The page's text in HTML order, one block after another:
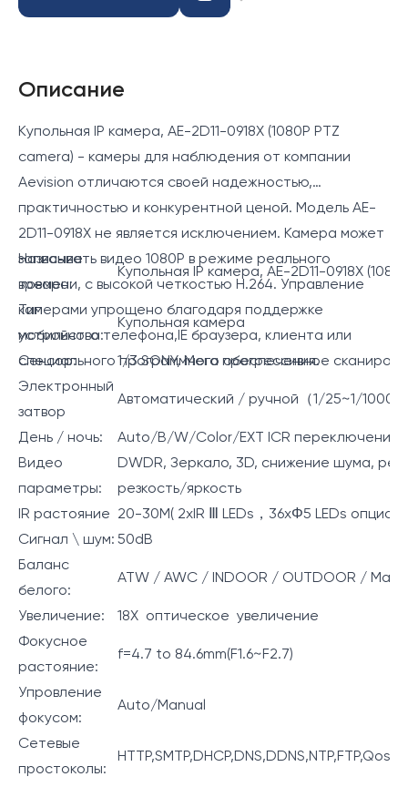
Описание
Купольная IP камера, AE-2D11-0918X (1080P PTZ
camera) - камеры для наблюдения от компании
Aevision отличаются своей надежностью,
практичностью и конкурентной ценой. Модель AE-
2D11-0918X не является исключением. Камера может
записывать видео 1080P в режиме реального
времени, с высокой четкостью H.264. Управление
камерами упрощено благодаря поддержке
мобильного телефона,IE браузера, клиента или
специального программного обеспечения.
Название
товара:
Купольная IP камера, AE-2D11-0918X
Тип
устройства:
Купольная камера
Сенсор:
1/3 SONY, Мега прогрессивное
Электронный
затвор
Автоматический / ручной（1/25~1/10000
День / ночь:
Auto/B/W/Color/EXT ICR переключение
Видео
параметры:
DWDR, Зеркало, 3D, снижение шума,
резкость/яркость
IR растояние
20-30M( 2xIR Ⅲ LEDs，36xΦ5 LEDs
Сигнал \ шум: 50dB
Баланс
белого:
ATW / AWC / INDOOR / OUTDOOR /
Увеличение:
18X оптическое увеличение
Фокусное
растояние:
f=4.7 to 84.6mm(F1.6~F2.7)
Упровление
фокусом:
Auto/Manual
Сетевые
простоколы: